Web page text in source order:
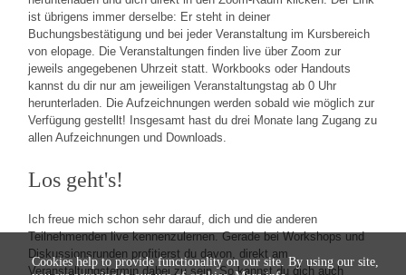
ist übrigens immer derselbe: Er steht in deiner
Buchungsbestätigung und bei jeder Veranstaltung im Kursbereich
von elopage. Die Veranstaltungen finden live über Zoom zur
jeweils angegebenen Uhrzeit statt. Workbooks oder Handouts
kannst du dir nur am jeweiligen Veranstaltungstag ab 0 Uhr
herunterladen. Die Aufzeichnungen werden sobald wie möglich zur
Verfügung gestellt! Insgesamt hast du drei Monate lang Zugang zu
allen Aufzeichnungen und Downloads.
Los geht's!
Ich freue mich schon sehr darauf, dich und die anderen
Teilnehmenden live kennenzulernen. Gerade bei Workshops und
Diskussionsrunden profitierst du davon, direkt am
Veranstaltungstermin dabei zu sein. So kannst du dich auch
Cookies help to provide functionality on our site. By using our site,